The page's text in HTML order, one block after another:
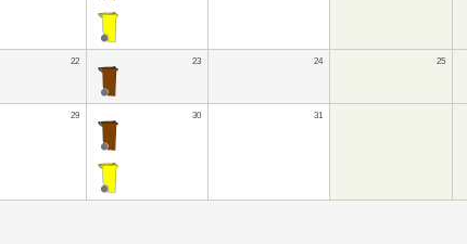
22 23 24 25
29 30 31